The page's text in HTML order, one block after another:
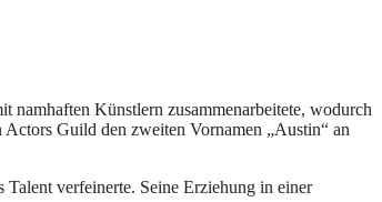
namhaften Künstlern zusammenarbeitete, wodurch
Guild den zweiten Vornamen „Austin“ an
verfeinerte. Seine Erziehung in einer